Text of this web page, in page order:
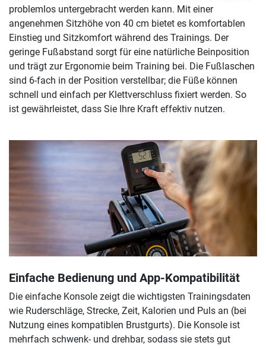
problemlos untergebracht werden kann. Mit einer
angenehmen Sitzhöhe von 40 cm bietet es komfortablen
Einstieg und Sitzkomfort während des Trainings. Der
geringe Fußabstand sorgt für eine natürliche Beinposition
und trägt zur Ergonomie beim Training bei. Die Fußlaschen
sind 6-fach in der Position verstellbar; die Füße können
schnell und einfach per Klettverschluss fixiert werden. So
ist gewährleistet, dass Sie Ihre Kraft effektiv nutzen.
Einfache Bedienung und App-Kompatibilität
Die einfache Konsole zeigt die wichtigsten Trainingsdaten
wie Ruderschläge, Strecke, Zeit, Kalorien und Puls an (bei
Nutzung eines kompatiblen Brustgurts). Die Konsole ist
mehrfach schwenk- und drehbar, sodass sie stets gut